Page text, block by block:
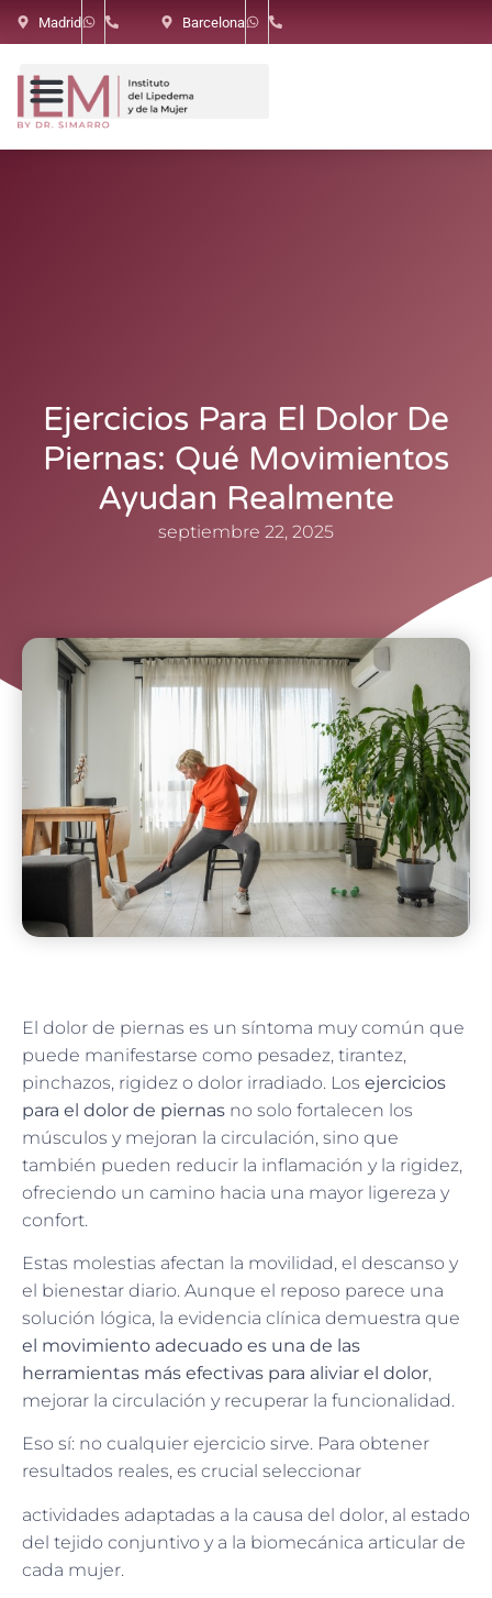
Madrid Barcelona
Ejercicios Para El Dolor De
Piernas: Qué Movimientos
Ayudan Realmente
septiembre 22, 2025
El dolor de piernas es un síntoma muy común que
puede manifestarse como pesadez, tirantez,
pinchazos, rigidez o dolor irradiado. Los ejercicios
para el dolor de piernas no solo fortalecen los
músculos y mejoran la circulación, sino que
también pueden reducir la inflamación y la rigidez,
ofreciendo un camino hacia una mayor ligereza y
confort.
Estas molestias afectan la movilidad, el descanso y
el bienestar diario. Aunque el reposo parece una
solución lógica, la evidencia clínica demuestra que
el movimiento adecuado es una de las
herramientas más efectivas para aliviar el dolor,
mejorar la circulación y recuperar la funcionalidad.
Eso sí: no cualquier ejercicio sirve. Para obtener
resultados reales, es crucial seleccionar
actividades adaptadas a la causa del dolor, al estado
del tejido conjuntivo y a la biomecánica articular de
cada mujer.